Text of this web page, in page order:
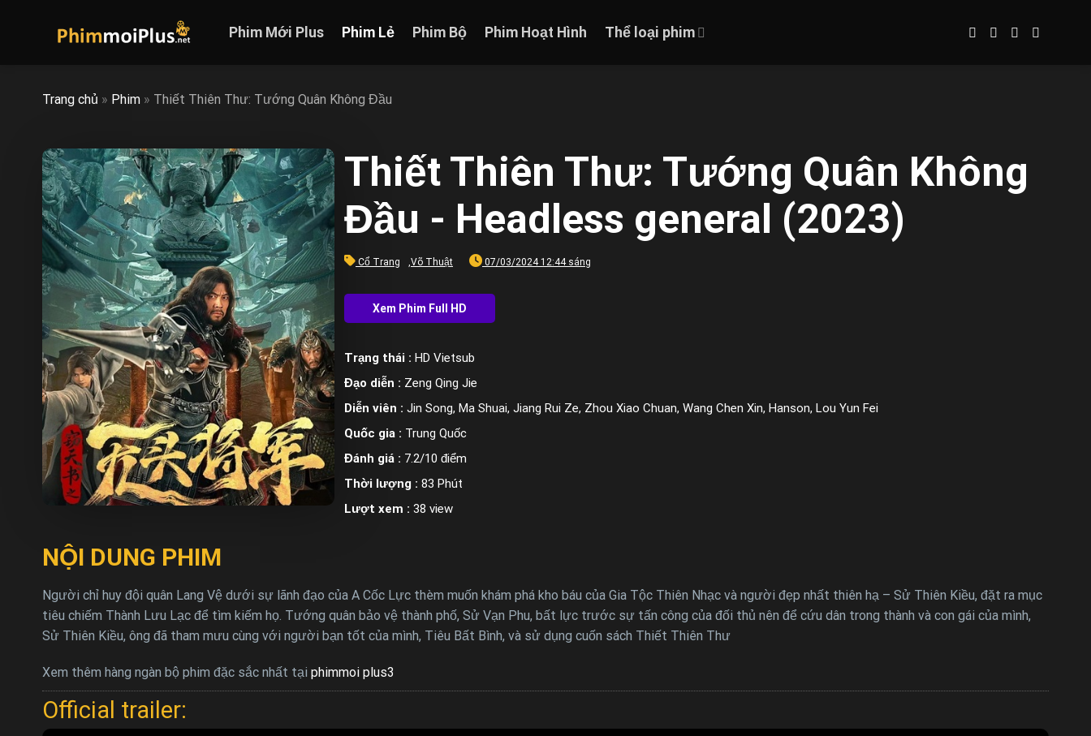
Phim Mới Plus Phim Lẻ Phim Bộ Phim Hoạt Hình Thể loại phim
Trang chủ » Phim » Thiết Thiên Thư: Tướng Quân Không Đầu
Thiết Thiên Thư: Tướng Quân Không
Đầu - Headless general (2023)
Cổ Trang Võ Thuật 07/03/2024 12:44 sáng
Trạng thái : HD Vietsub
Đạo diễn : Zeng Qing Jie
Diễn viên : Jin Song, Ma Shuai, Jiang Rui Ze, Zhou Xiao Chuan, Wang Chen Xin, Hanson, Lou Yun Fei
Quốc gia : Trung Quốc
Đánh giá : 7.2/10 điểm
Thời lượng : 83 Phút
Lượt xem : 38 view
NỘI DUNG PHIM
Người chỉ huy đội quân Lang Vệ dưới sự lãnh đạo của A Cốc Lực thèm muốn khám phá kho báu của Gia Tộc Thiên Nhạc và người đẹp nhất thiên hạ – Sử Thiên Kiều, đặt ra mục
tiêu chiếm Thành Lưu Lạc để tìm kiếm họ. Tướng quân bảo vệ thành phố, Sử Vạn Phu, bất lực trước sự tấn công của đối thủ nên để cứu dân trong thành và con gái của mình,
Sử Thiên Kiều, ông đã tham mưu cùng với người bạn tốt của mình, Tiêu Bất Bình, và sử dụng cuốn sách Thiết Thiên Thư
Xem thêm hàng ngàn bộ phim đặc sắc nhất tại phimmoi plus3
Official trailer: